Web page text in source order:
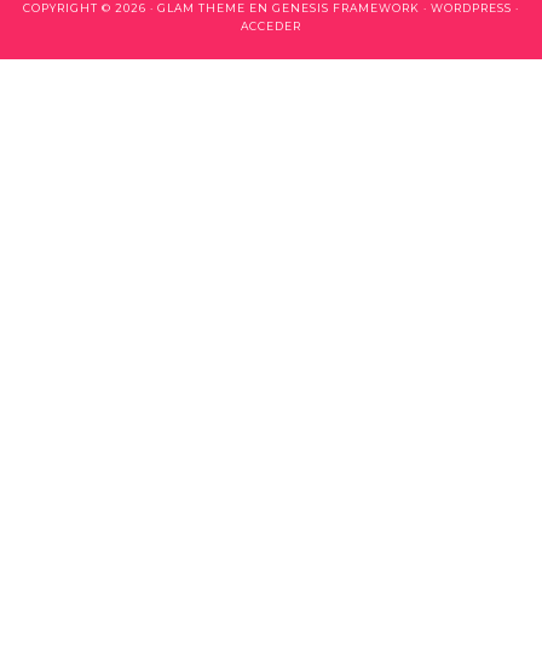
COPYRIGHT © 2026 · GLAM THEME EN GENESIS FRAMEWORK · WORDPRESS ·
ACCEDER